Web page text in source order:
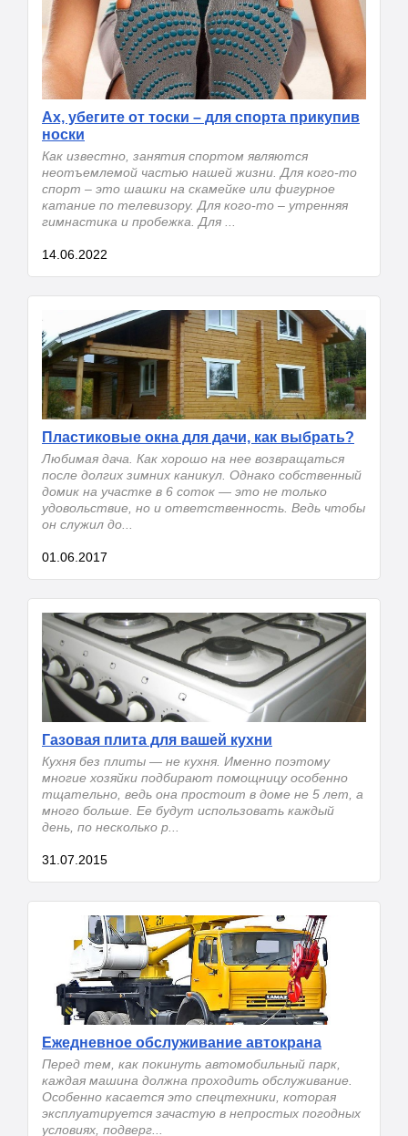
Ах, убегите от тоски – для спорта прикупив
носки
Как известно, занятия спортом являются
неотъемлемой частью нашей жизни. Для кого-то
спорт – это шашки на скамейке или фигурное
катание по телевизору. Для кого-то – утренняя
гимнастика и пробежка. Для ...
14.06.2022
Пластиковые окна для дачи, как выбрать?
Любимая дача. Как хорошо на нее возвращаться
после долгих зимних каникул. Однако собственный
домик на участке в 6 соток — это не только
удовольствие, но и ответственность. Ведь чтобы
он служил до...
01.06.2017
Газовая плита для вашей кухни
Кухня без плиты — не кухня. Именно поэтому
многие хозяйки подбирают помощницу особенно
тщательно, ведь она простоит в доме не 5 лет, а
много больше. Ее будут использовать каждый
день, по несколько р...
31.07.2015
Ежедневное обслуживание автокрана
Перед тем, как покинуть автомобильный парк,
каждая машина должна проходить обслуживание.
Особенно касается это спецтехники, которая
эксплуатируется зачастую в непростых погодных
условиях, подверг...